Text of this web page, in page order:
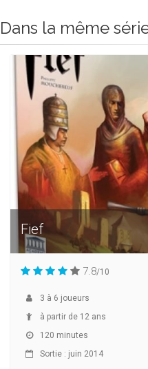
Dans la même
Fief
7.8/10
3 à 6 joueurs
à partir de 12 ans
120 minutes
Sortie : juin 2014